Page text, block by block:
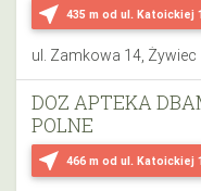
near_me 435 m od ul. Katoickiej
ul. Zamkowa 14, Żywiec
near_me 466 m od ul. Katoickiej
DOZ APTEKA
POLNE